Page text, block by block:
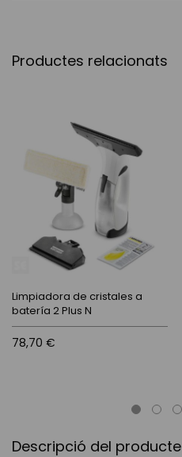
Descripció del producte
Productes relacionats
Limpiadora de cristales a
batería 2 Plus N
78,70 €